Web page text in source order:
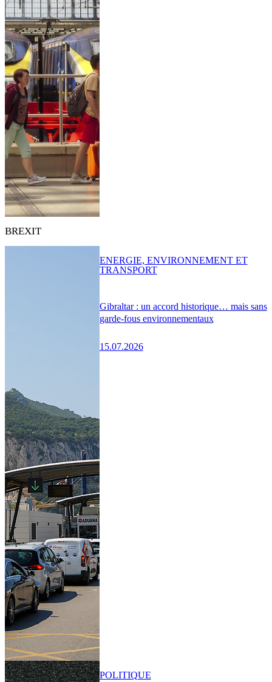
BREXIT
Gibraltar : un accord historique… mais sans
garde-fous environnementaux
15.07.2026
ENERGIE, ENVIRONNEMENT ET
TRANSPORT
POLITIQUE